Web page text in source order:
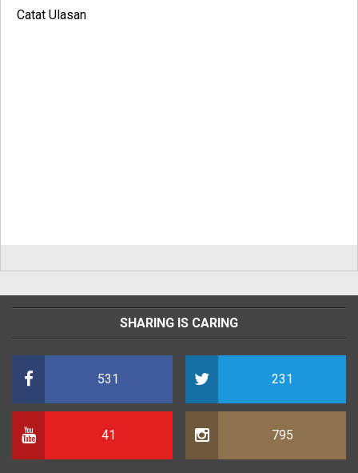
Catat Ulasan
SHARING IS CARING
531 231
41 795